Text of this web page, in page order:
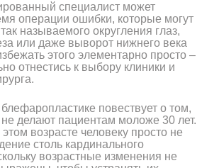
специалист может
операции ошибки, которые могут
называемого округления глаз,
или даже выворот нижнего века
этого элементарно просто –
отнестись к выбору клиники и
повествует о том,
не делают пациентам моложе 30 лет.
возрасте человеку просто не
столь кардинального
возрастные изменения не